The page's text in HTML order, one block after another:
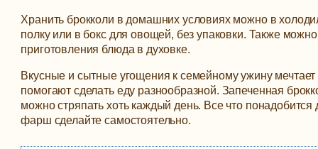
Хранить брокколи в домашних условиях можно в
полку или в бокс для овощей, без упаковки. Также
приготовления блюда в духовке.
Вкусные и сытные угощения к семейному ужину
помогают сделать еду разнообразной. Запеченная
можно стряпать хоть каждый день. Все что
фарш сделайте самостоятельно.